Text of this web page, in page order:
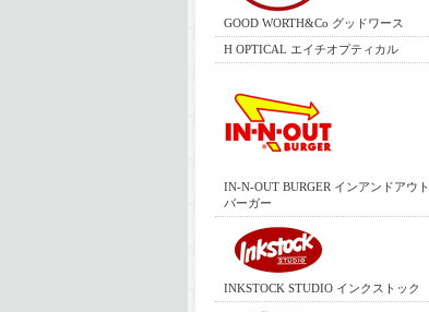
GOOD WORTH&Co グッドワース
H OPTICAL エイチオプティカル
IN-N-OUT BURGER インアンドアウト
バーガー
INKSTOCK STUDIO インクストック